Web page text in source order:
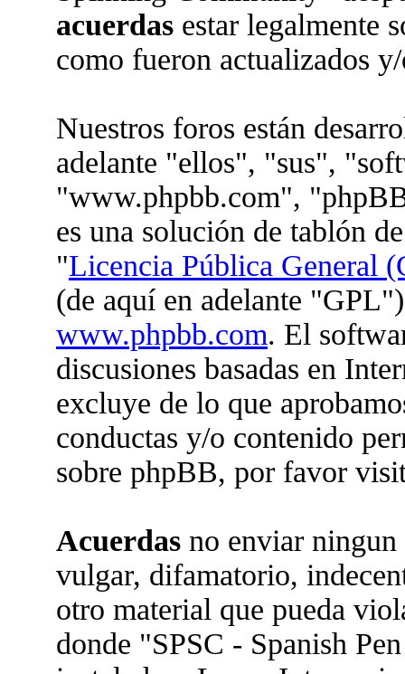
acuerdas estar legalmente
como fueron actualizados
Nuestros foros están
adelante "ellos", "sus",
"www.phpbb.com",
es una solución de tablón
"Licencia Pública General
(de aquí en adelante
www.phpbb.com. El
discusiones basadas en
excluye de lo que
conductas y/o contenido
sobre phpBB, por favor
Acuerdas no enviar ningun
vulgar, difamatorio,
otro material que pueda
donde "SPSC - Spanish